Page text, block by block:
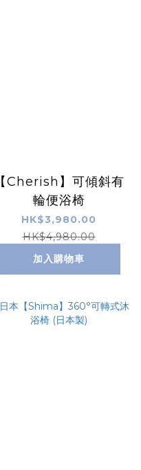
【Cherish】可傾斜有
輪便浴椅
HK$3,980.00
HK$4,980.00
加入購物車